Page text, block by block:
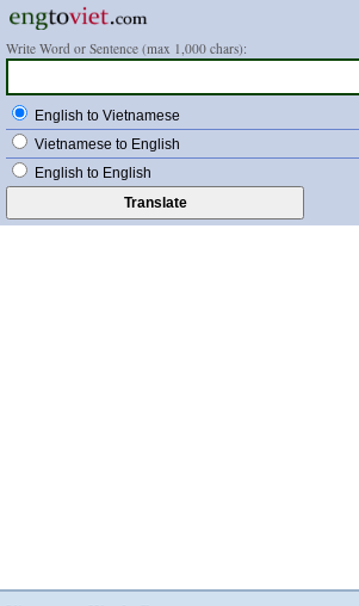
Write Word or Sentence (max 1,000 chars):
English to Vietnamese
Vietnamese to English
English to English